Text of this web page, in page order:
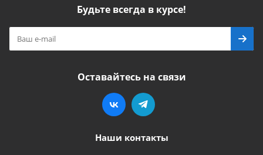
Будьте всегда в курсе!
Оставайтесь на связи
Наши контакты